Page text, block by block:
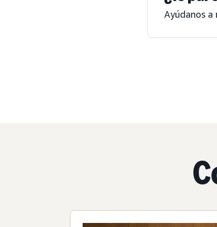
Ayúdanos